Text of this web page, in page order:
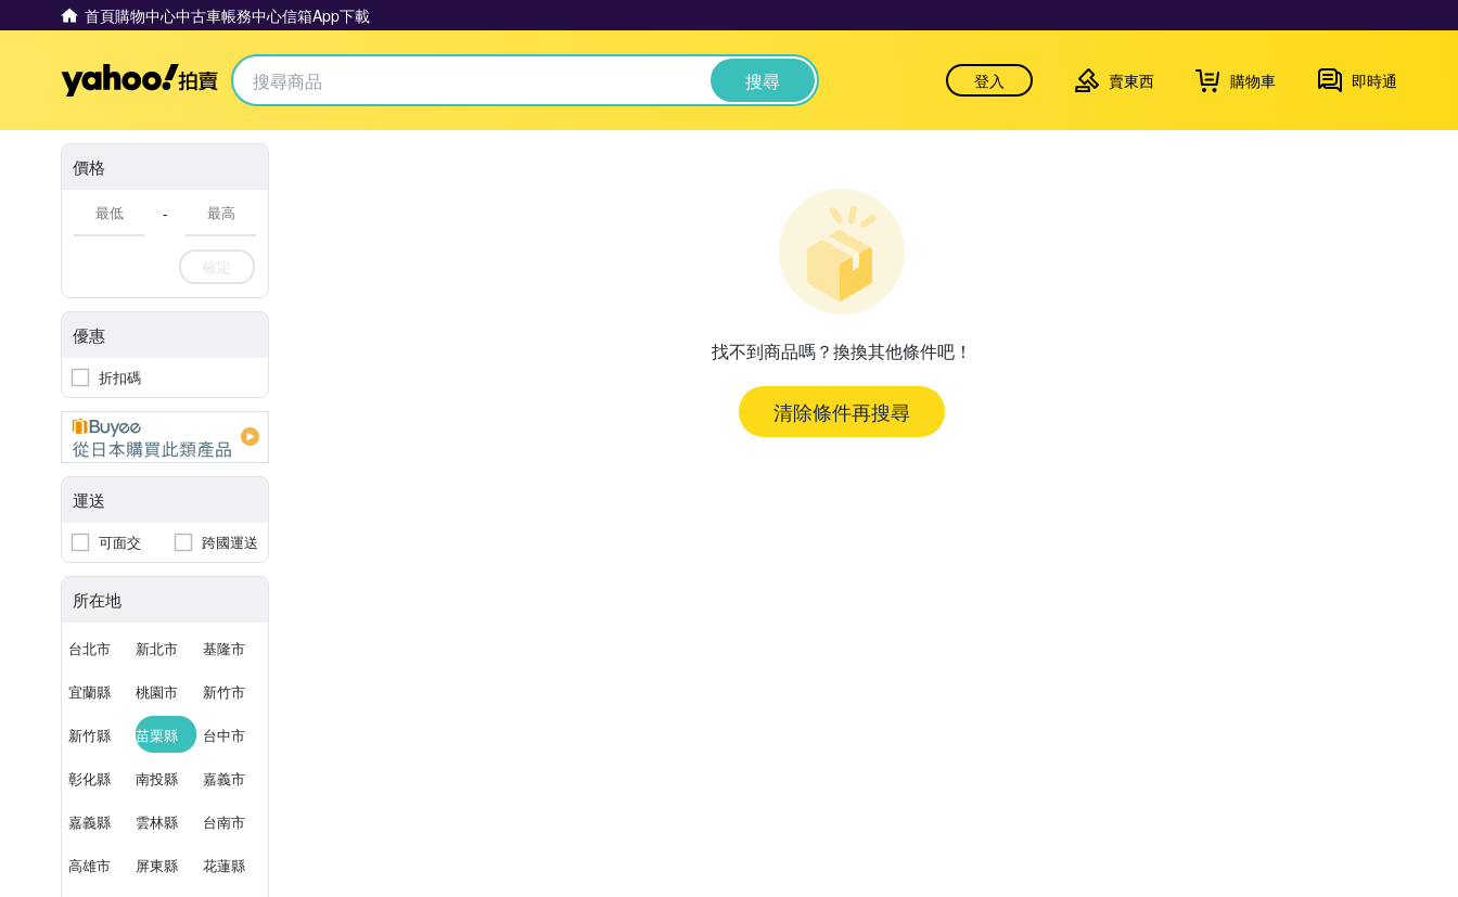
首頁購物中心中古車帳務中心信箱App下載
Yahoo拍賣 搜尋 登入 賣東西 購物車 即時通
價格
-
確定
優惠
折扣碼
運送
可面交 跨國運送
所在地
台北市 新北市 基隆市
宜蘭縣 桃園市 新竹市
新竹縣 苗栗縣 台中市
彰化縣 南投縣 嘉義市
嘉義縣 雲林縣 台南市
高雄市 屏東縣 花蓮縣
找不到商品嗎？換換其他條件吧！
清除條件再搜尋